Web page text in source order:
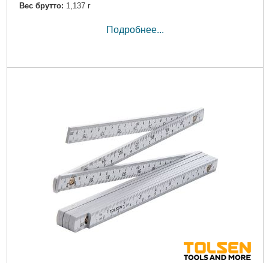
Вес брутто: 1,137 г
Подробнее...